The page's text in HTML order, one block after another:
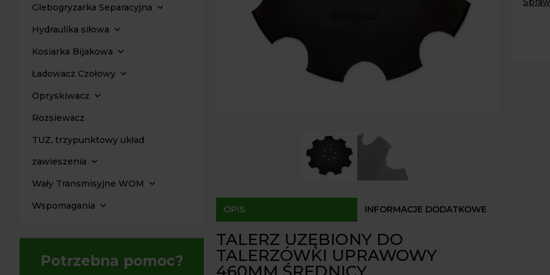
Glebogryzarka Separacyjna
Hydraulika siłowa
Kosiarka Bijakowa
Ładowacz Czołowy
Opryskiwacz
Rozsiewacz
TUZ, trzypunktowy układ
zawieszenia
Wały Transmisyjne WOM
Wspomagania
Potrzebna pomoc?
OPIS INFORMACJE DODATKOWE
TALERZ UZĘBIONY DO
TALERZÓWKI UPRAWOWY
do